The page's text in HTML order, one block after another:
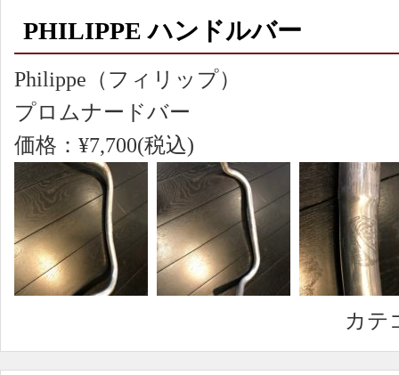
PHILIPPE ハンドルバー
Philippe（フィリップ）
プロムナードバー
価格：¥7,700(税込)
カテ